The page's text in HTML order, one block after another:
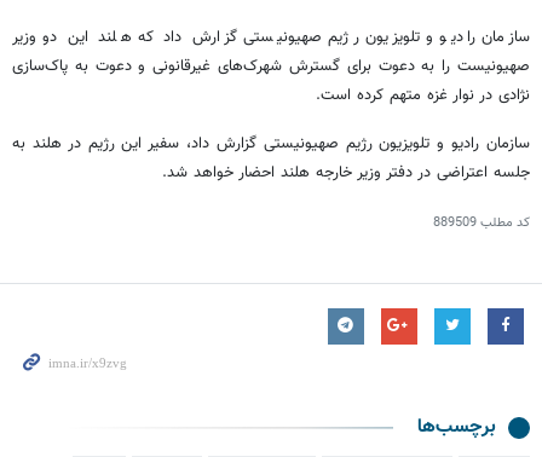
سازمان رادیو و تلویزیون رژیم صهیونیستی گزارش داد که هلند این دو وزیر
صهیونیست را به دعوت برای گسترش شهرک‌های غیرقانونی و دعوت به پاک‌سازی
نژادی در نوار غزه متهم کرده است.
سازمان رادیو و تلویزیون رژیم صهیونیستی گزارش داد، سفیر این رژیم در هلند به
جلسه اعتراضی در دفتر وزیر خارجه هلند احضار خواهد شد.
کد مطلب889509
برچسب‌ها